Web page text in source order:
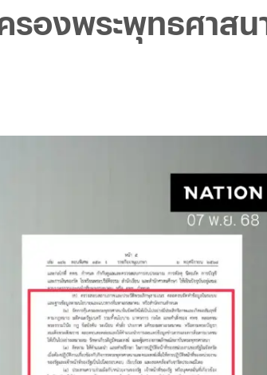
รองพระพุทธศาสน